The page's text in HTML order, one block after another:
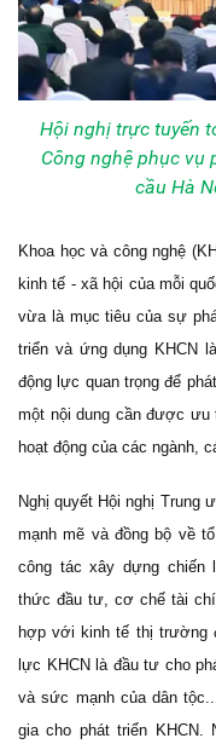
Hội nghị trực tuyến
Công nghệ phục vụ
cầu Hà
Khoa học và công nghệ
kinh tế - xã hội của mỗi
vừa là mục tiêu của sự
triển và ứng dụng KHCN
động lực quan trọng để
một nội dung cần được
hoạt động của các ngành,
Nghị quyết Hội nghị Trung
mạnh mẽ và đồng bộ về
công tác xây dựng chiến
thức đầu tư, cơ chế tài
hợp với kinh tế thị trường
lực KHCN là đầu tư cho
và sức mạnh của dân
gia cho phát triển KHCN.